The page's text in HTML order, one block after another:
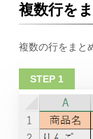
複数行を
複数の行をまと